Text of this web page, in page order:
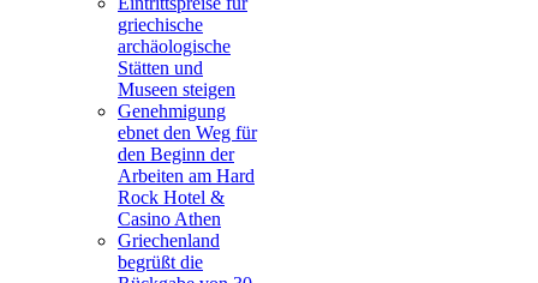
griechische
archäologische
Stätten und
Museen steigen
Genehmigung
ebnet den Weg für
den Beginn der
Arbeiten am Hard
Rock Hotel &
Casino Athen
Griechenland
begrüßt die